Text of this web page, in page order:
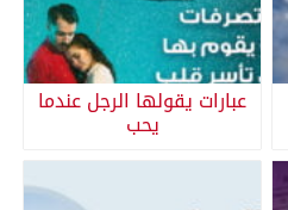
عبارات يقولها الرجل عندما
يحب